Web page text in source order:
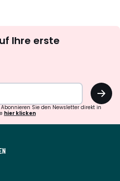
abonnieren
Ihre erste
OK
Sie den Newsletter direkt in
hier klicken